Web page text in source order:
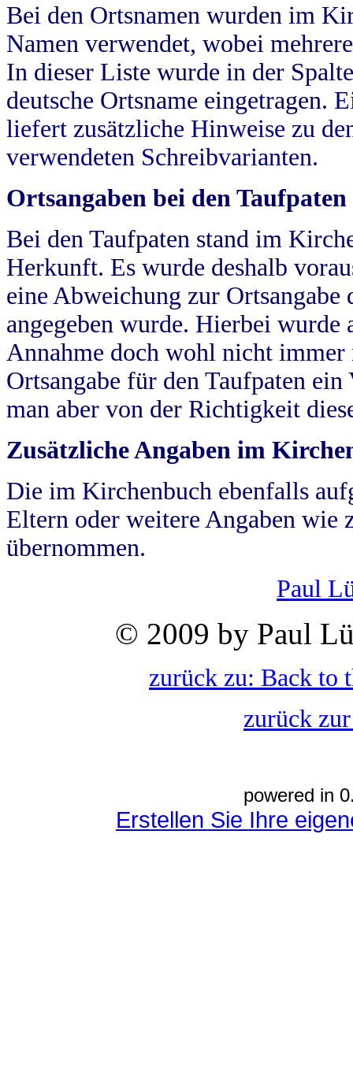
Bei den Ortsnamen wurden im
Namen verwendet, wobei
In dieser Liste wurde in der
deutsche Ortsname eingetragen.
liefert zusätzliche Hinweise zu
verwendeten Schreibvarianten.
Ortsangaben bei den Taufpaten
Bei den Taufpaten stand im
Herkunft. Es wurde deshalb
eine Abweichung zur
angegeben wurde. Hierbei wurde
Annahme doch wohl nicht
Ortsangabe für den Taufpaten
man aber von der Richtigkeit
Zusätzliche Angaben im
Die im Kirchenbuch ebenfalls
Eltern oder weitere Angaben wie
übernommen.
Paul
© 2009 by Paul
zurück zu: Back to
zurück
powered in
Erstellen Sie Ihre